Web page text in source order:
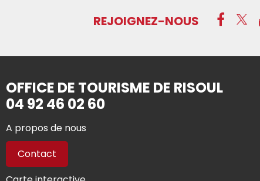
REJOIGNEZ-NOUS
OFFICE DE TOURISME DE RISOUL
04 92 46 02 60
A propos de nous
Contact